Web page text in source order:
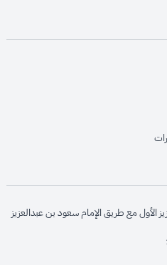
opens in new window
الأول مع طريق الإمام سعود بن عبدالعزيز